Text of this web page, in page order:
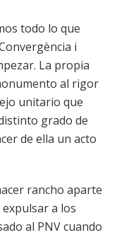
todo lo que
i
La propia
al rigor
unitario que
grado de
de ella un acto
rancho aparte
a los
al PNV cuando